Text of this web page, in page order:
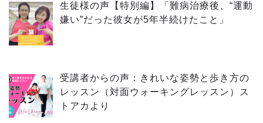
生徒様の声【特別編】「難病治療後、“運動
嫌い”だった彼女が5年半続けたこと」
受講者からの声：きれいな姿勢と歩き方の
レッスン（対面ウォーキングレッスン）ス
トアカより